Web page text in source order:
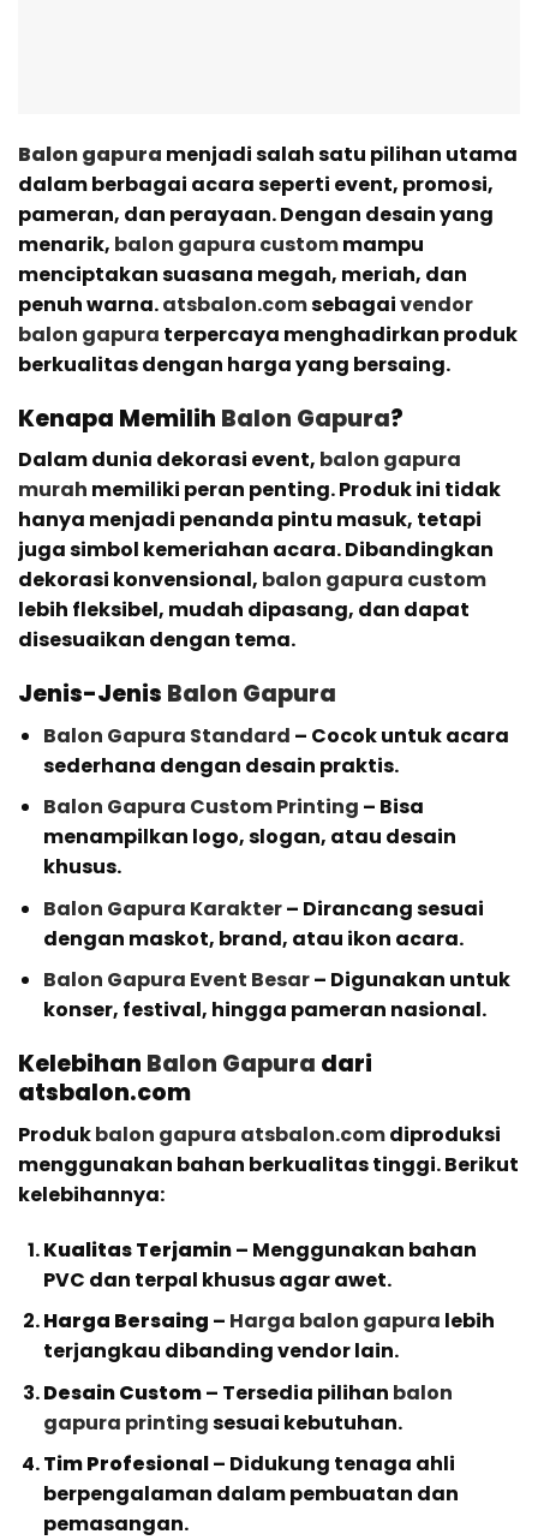
Balon gapura menjadi salah satu pilihan utama
dalam berbagai acara seperti event, promosi,
pameran, dan perayaan. Dengan desain yang
menarik, balon gapura custommampu
menciptakan suasana megah, meriah, dan
penuh warna.atsbalon.comsebagaivendor
balon gapura terpercaya menghadirkan produk
berkualitas dengan harga yang bersaing.
Kenapa Memilih Balon Gapura?
Dalam dunia dekorasi event, balon gapura
murah memiliki peran penting. Produk ini tidak
hanya menjadi penanda pintu masuk, tetapi
juga simbol kemeriahan acara. Dibandingkan
dekorasi konvensional, balon gapura custom
lebih fleksibel, mudah dipasang, dan dapat
disesuaikan dengan tema.
Jenis-Jenis Balon Gapura
Balon Gapura Standard – Cocok untuk acara
sederhana dengan desain praktis.
Balon Gapura Custom Printing – Bisa
menampilkan logo, slogan, atau desain
khusus.
Balon Gapura Karakter– Dirancang sesuai
dengan maskot, brand, atau ikon acara.
Balon Gapura Event Besar– Digunakan untuk
konser, festival, hingga pameran nasional.
Kelebihan Balon Gapura dari
atsbalon.com
Produkbalon gapura atsbalon.comdiproduksi
menggunakan bahan berkualitas tinggi. Berikut
kelebihannya:
Kualitas Terjamin– Menggunakan bahan
PVC dan terpal khusus agar awet.
Harga Bersaing – Harga balon gapura lebih
terjangkau dibanding vendor lain.
Desain Custom– Tersedia pilihan balon
gapura printingsesuai kebutuhan.
Tim Profesional– Didukung tenaga ahli
berpengalaman dalam pembuatan dan
pemasangan.